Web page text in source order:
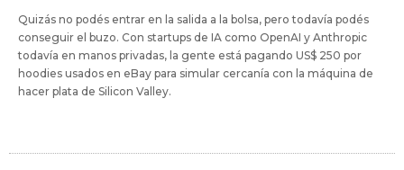
Quizás no podés entrar en la salida a la bolsa, pero todavía podés
conseguir el buzo. Con startups de IA como OpenAI y Anthropic
todavía en manos privadas, la gente está pagando US$ 250 por
hoodies usados en eBay para simular cercanía con la máquina de
hacer plata de Silicon Valley.